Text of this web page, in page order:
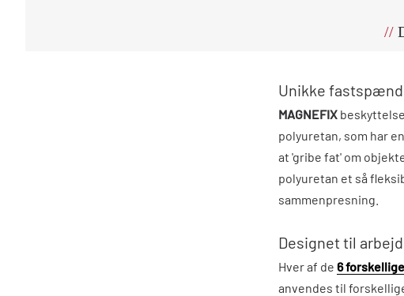
//
Unikke
MAGNEFIX
polyuretan, som har
at 'gribe fat' om
polyuretan et så
sammenpresning.
Designet til
Hver af de 6
anvendes til